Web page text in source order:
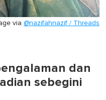
via @nazifahnazif / Threads
dan
sebegini